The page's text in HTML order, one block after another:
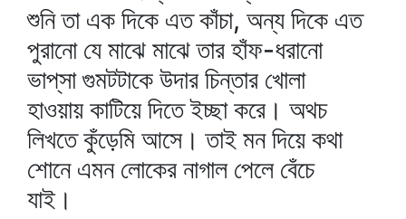
শুনি তা এক দিকে এত কাঁচা, অন্য দিকে এত
পুরানো যে মাঝে মাঝে তার হাঁফ-ধরানো
ভাপ্‌সা গুমটটাকে উদার চিন্তার খোলা
হাওয়ায় কাটিয়ে দিতে ইচ্ছা করে। অথচ
লিখতে কুঁড়েমি আসে। তাই মন দিয়ে কথা
শোনে এমন লোকের নাগাল পেলে বেঁচে
যাই।